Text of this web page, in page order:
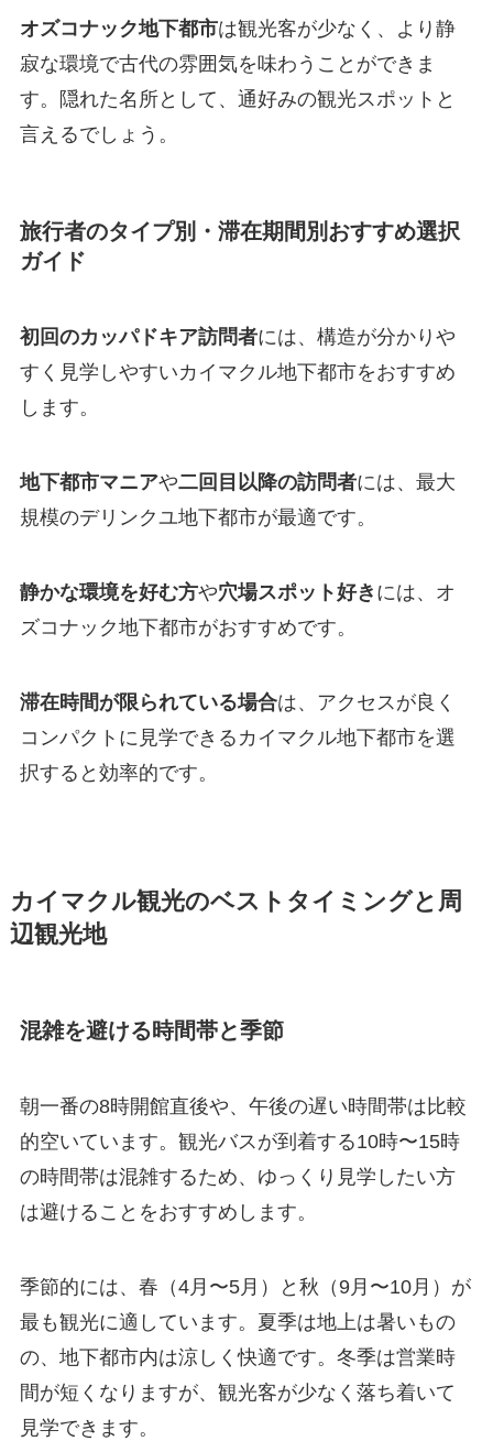
オズコナック地下都市は観光客が少なく、より静
寂な環境で古代の雰囲気を味わうことができま
す。隠れた名所として、通好みの観光スポットと
言えるでしょう。
旅行者のタイプ別・滞在期間別おすすめ選択
ガイド
初回のカッパドキア訪問者には、構造が分かりや
すく見学しやすいカイマクル地下都市をおすすめ
します。
地下都市マニアや二回目以降の訪問者には、最大
規模のデリンクユ地下都市が最適です。
静かな環境を好む方や穴場スポット好き には、オ
ズコナック地下都市がおすすめです。
滞在時間が限られている場合は、アクセスが良く
コンパクトに見学できるカイマクル地下都市を選
択すると効率的です。
カイマクル観光のベストタイミングと周
辺観光地
混雑を避ける時間帯と季節
朝一番の8時開館直後や、午後の遅い時間帯は比較
的空いています。観光バスが到着する10時〜15時
の時間帯は混雑するため、ゆっくり見学したい方
は避けることをおすすめします。
季節的には、春（4月〜5月）と秋（9月〜10月）が
最も観光に適しています。夏季は地上は暑いもの
の、地下都市内は涼しく快適です。冬季は営業時
間が短くなりますが、観光客が少なく落ち着いて
見学できます。